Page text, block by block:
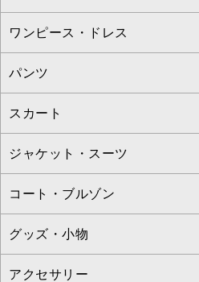
すべてのトップス
カットソー・Tシャツ
ブラウス・シャツ
ニット・セーター
カーディガン
アンサンブルセット
ベスト・ジレ
ワンピース・ドレス
すべてのワンピース・ドレス
ワンピース
ドレス
チュニック
ジャンパースカート
その他のワンピース・ドレス
パンツ
すべてのパンツ
フルレングスパンツ
クロップド・半端丈パンツ
ガウチョ・ワイドパンツ
ハーフ・ショート丈パンツ
スカート
すべてのスカート
ロング・マキシ丈スカート
ひざ丈スカート
ミモレ丈スカート
ジャケット・スーツ
すべてのジャケット・スーツ
テーラードジャケット
ノーカラージャケット
コート・ブルゾン
すべてのコート・ブルゾン
トレンチコート
グッズ・小物
すべてのグッズ・小物
アクセサリー